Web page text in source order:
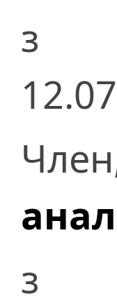
з
з